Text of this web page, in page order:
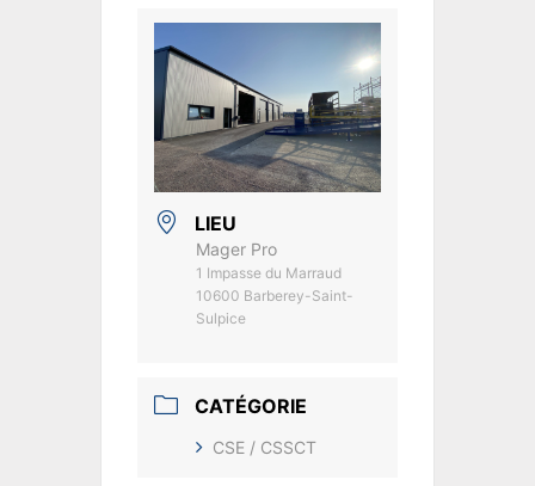
LIEU
Mager Pro
1 Impasse du Marraud
10600 Barberey-Saint-
Sulpice
CATÉGORIE
CSE / CSSCT